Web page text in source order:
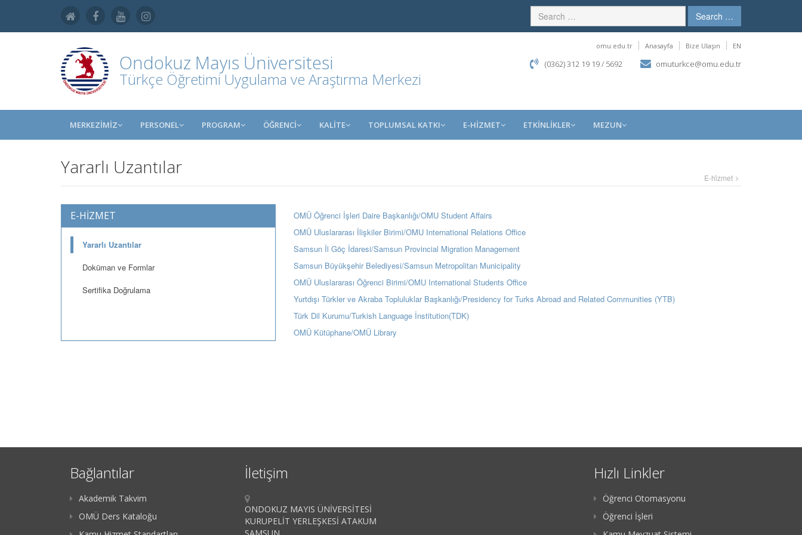
Search …
Ondokuz Mayıs Üniversitesi
Türkçe Öğretimi Uygulama ve Araştırma Merkezi
omu.edu.tr Anasayfa Bize Ulaşın EN
(0362) 312 19 19 / 5692 omuturkce@omu.edu.tr
MERKEZİMİZ PERSONEL PROGRAM ÖĞRENCİ KALİTE TOPLUMSAL KATKI E-HİZMET ETKİNLİKLER MEZUN
Yararlı Uzantılar E-hi̇zmet
E-HİZMET
Yararlı Uzantılar
Doküman ve Formlar
Sertifika Doğrulama
OMÜ Öğrenci İşleri Daire Başkanlığı/OMU Student Affairs
OMÜ Uluslararası İlişkiler Birimi/OMU International Relations Office
Samsun İl Göç İdaresi/Samsun Provincial Migration Management
Samsun Büyükşehir Belediyesi/Samsun Metropolitan Municipality
OMÜ Uluslararası Öğrenci Birimi/OMU International Students Office
Yurtdışı Türkler ve Akraba Topluluklar Başkanlığı/Presidency for Turks Abroad and Related Communities (YTB)
Türk Dil Kurumu/Turkish Language İnstitution(TDK)
OMÜ Kütüphane/OMÜ Library
Bağlantılar
Akademik Takvim
OMÜ Ders Kataloğu
İletişim
ONDOKUZ MAYIS ÜNİVERSİTESİ
KURUPELİT YERLEŞKESİ ATAKUM
Hızlı Linkler
Öğrenci Otomasyonu
Öğrenci İşleri